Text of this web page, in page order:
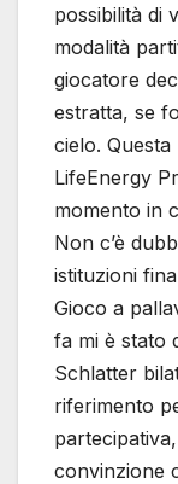
possibilità di
modalità
giocatore
estratta, se
cielo.
LifeEnergy
momento in
Non c’è
istituzioni
Gioco a
fa mi è stato
Schlatter
riferimento
convinzione